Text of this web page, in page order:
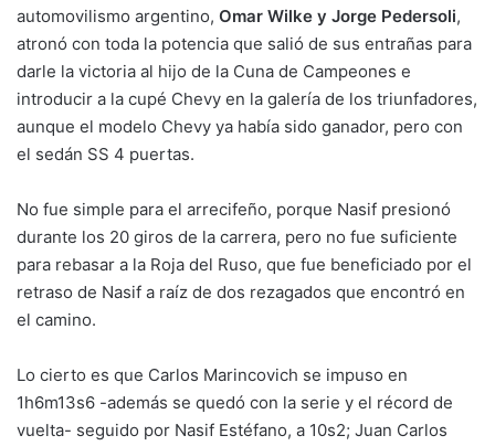
automovilismo argentino, Omar Wilke y Jorge Pedersoli,
atronó con toda la potencia que salió de sus entrañas para
darle la victoria al hijo de la Cuna de Campeones e
introducir a la cupé Chevy en la galería de los triunfadores,
aunque el modelo Chevy ya había sido ganador, pero con
el sedán SS 4 puertas.
No fue simple para el arrecifeño, porque Nasif presionó
durante los 20 giros de la carrera, pero no fue suficiente
para rebasar a la Roja del Ruso, que fue beneficiado por el
retraso de Nasif a raíz de dos rezagados que encontró en
el camino.
Lo cierto es que Carlos Marincovich se impuso en
1h6m13s6 -además se quedó con la serie y el récord de
vuelta- seguido por Nasif Estéfano, a 10s2; Juan Carlos